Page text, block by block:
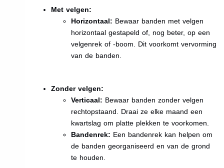
Met velgen:
Horizontaal: Bewaar banden met velgen
horizontaal gestapeld of, nog beter, op een
velgenrek of -boom. Dit voorkomt vervorming
van de banden.
Zonder velgen:
Verticaal: Bewaar banden zonder velgen
rechtopstaand. Draai ze elke maand een
kwartslag om platte plekken te voorkomen.
Bandenrek: Een bandenrek kan helpen om
de banden georganiseerd en van de grond
te houden.